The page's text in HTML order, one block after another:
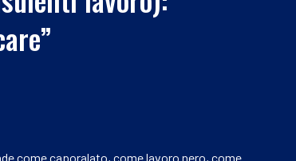
come caporalato, come lavoro nero, come